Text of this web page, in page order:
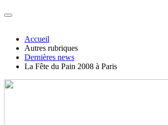
Accueil
Autres rubriques
Dernières news
La Fête du Pain 2008 à Paris